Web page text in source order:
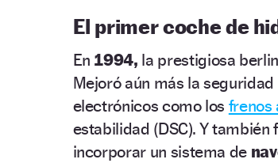
El primer coche de
En 1994, la prestigiosa
Mejoró aún más la
electrónicos como los frenos
estabilidad (DSC). Y
incorporar un sistema de